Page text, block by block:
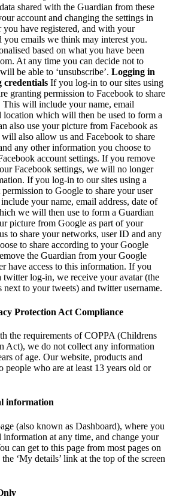
shared with the Guardian from these
account and changing the settings in
have registered, and with your
you emails we think may interest you.
based on what you have been
At any time you can decide not to
be able to ‘unsubscribe’. Logging in
credentials If you log-in to our sites using
granting permission to Facebook to share
This will include your name, email
location which will then be used to form a
also use your picture from Facebook as
also allow us and Facebook to share
any other information you choose to
account settings. If you remove
Facebook settings, we will no longer
If you log-in to our sites using a
to Google to share your user
your name, email address, date of
we will then use to form a Guardian
picture from Google as part of your
to share your networks, user ID and any
to share according to your Google
the Guardian from your Google
have access to this information. If you
twitter log-in, we receive your avatar (the
next to your tweets) and twitter username.
Protection Act Compliance
the requirements of COPPA (Childrens
Act), we do not collect any information
of age. Our website, products and
people who are at least 13 years old or
information
(also known as Dashboard), where you
information at any time, and change your
can get to this page from most pages on
‘My details’ link at the top of the screen